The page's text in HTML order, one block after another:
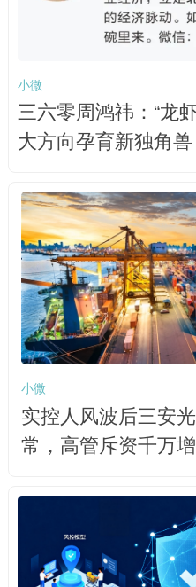
小微
三六零周鸿祎：“龙
大方向孕育新独角兽
小微
实控人风波后三安
常，高管斥资千万